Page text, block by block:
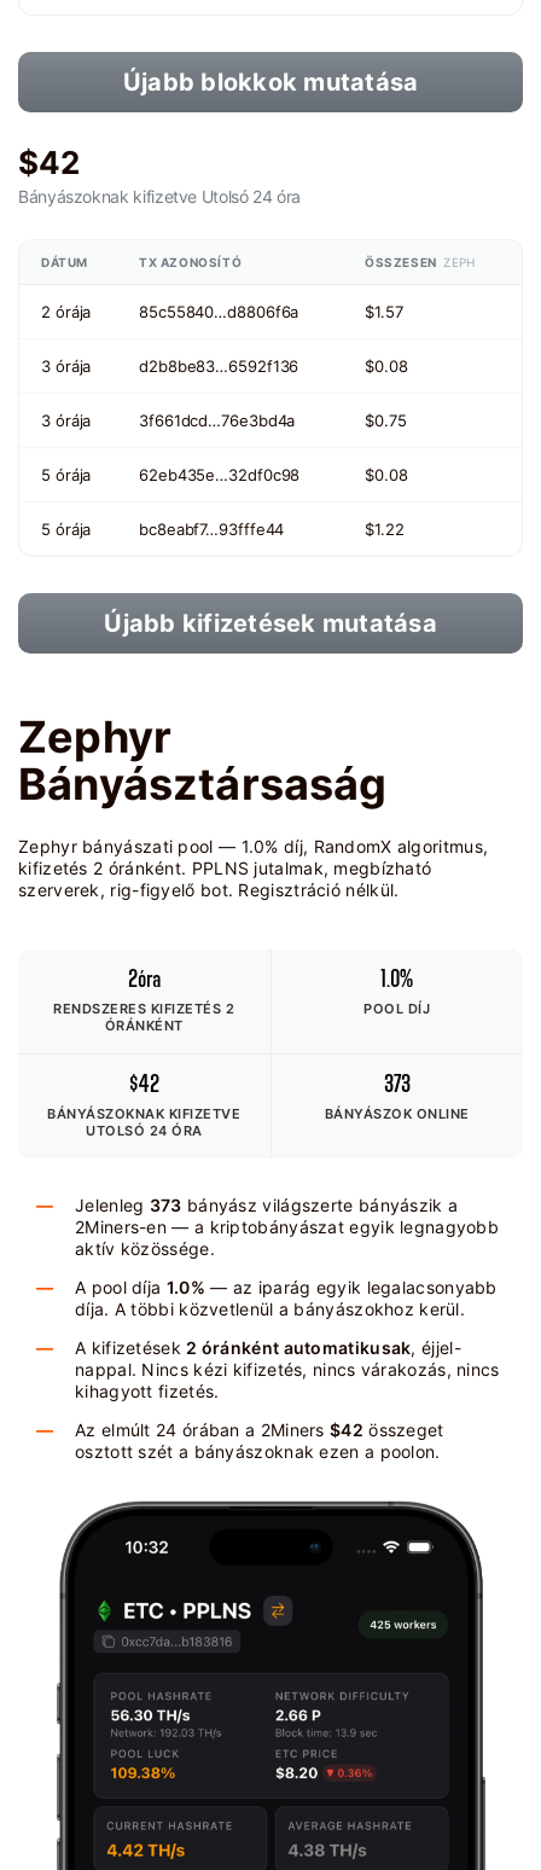
Újabb blokkok mutatása
$42
Bányászoknak kifizetve Utolsó 24 óra
DÁTUM TX AZONOSÍTÓ ÖSSZESEN ZEPH
2 órája 85c55840…d8806f6a $1.57
3 órája d2b8be83…6592f136 $0.08
3 órája 3f661dcd…76e3bd4a $0.75
5 órája 62eb435e…32df0c98 $0.08
5 órája bc8eabf7…93fffe44 $1.22
Újabb kifizetések mutatása
Zephyr
Bányásztársaság
Zephyr bányászati pool — 1.0% díj, RandomX algoritmus,
kifizetés 2 óránként. PPLNS jutalmak, megbízható
szerverek, rig-figyelő bot. Regisztráció nélkül.
2óra
RENDSZERES KIFIZETÉS 2
ÓRÁNKÉNT
1.0%
POOL DÍJ
$42
BÁNYÁSZOKNAK KIFIZETVE
UTOLSÓ 24 ÓRA
373
BÁNYÁSZOK ONLINE
Jelenleg 373 bányász világszerte bányászik a
2Miners-en — a kriptobányászat egyik legnagyobb
aktív közössége.
A pool díja 1.0% — az iparág egyik legalacsonyabb
díja. A többi közvetlenül a bányászokhoz kerül.
A kifizetések 2 óránként automatikusak, éjjel-
nappal. Nincs kézi kifizetés, nincs várakozás, nincs
kihagyott fizetés.
Az elmúlt 24 órában a 2Miners $42 összeget
osztott szét a bányászoknak ezen a poolon.